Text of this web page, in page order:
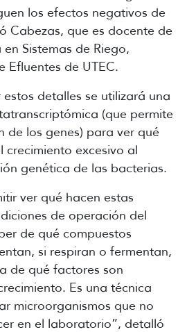
los efectos negativos de
Cabezas, que es docente de
Sistemas de Riego,
Efluentes de UTEC.
detalles se utilizará una
(que permite
de los genes) para ver qué
crecimiento excesivo al
genética de las bacterias.
ver qué hacen estas
de operación del
de qué compuestos
si respiran o fermentan,
de qué factores son
Es una técnica
microorganismos que no
en el laboratorio”, detalló